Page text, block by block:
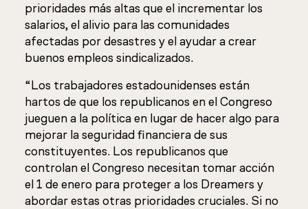
prioridades más altas que el incrementar los
salarios, el alivio para las comunidades
afectadas por desastres y el ayudar a crear
buenos empleos sindicalizados.
“Los trabajadores estadounidenses están
hartos de que los republicanos en el Congreso
jueguen a la política en lugar de hacer algo para
mejorar la seguridad financiera de sus
constituyentes. Los republicanos que
controlan el Congreso necesitan tomar acción
el 1 de enero para proteger a los Dreamers y
abordar estas otras prioridades cruciales. Si no